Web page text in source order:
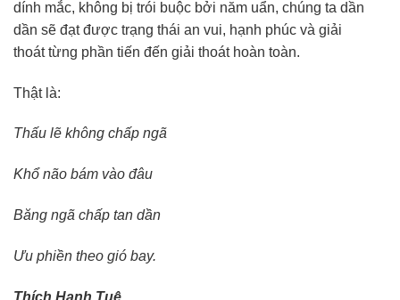
dính mắc, không bị trói buộc bởi năm uẩn, chúng ta dần
dần sẽ đạt được trạng thái an vui, hạnh phúc và giải
thoát từng phần tiến đến giải thoát hoàn toàn.
Thật là:
Thấu lẽ không chấp ngã
Khổ não bám vào đâu
Băng ngã chấp tan dần
Ưu phiền theo gió bay.
Thích Hạnh Tuệ